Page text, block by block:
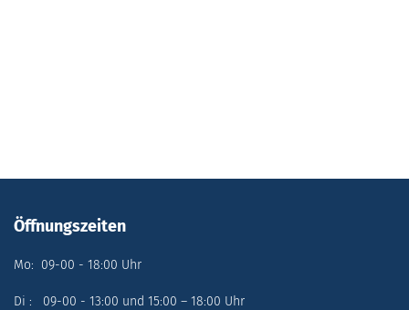
Öffnungszeiten
Mo: 09-00 - 18:00 Uhr
Di : 09-00 - 13:00 und 15:00 – 18:00 Uhr